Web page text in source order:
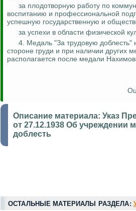
за плодотворную работу по
воспитанию и профессиональной
успешную государственную и
за успехи в области физической
4. Медаль "За трудовую доблесть"
стороне груди и при наличии других
располагается после медали
Описание материала: Указ
от 27.12.1938 Об учреждении
доблесть
ОСТАЛЬНЫЕ МАТЕРИАЛЫ РАЗДЕЛА: